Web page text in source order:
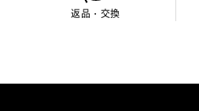
返品・交換